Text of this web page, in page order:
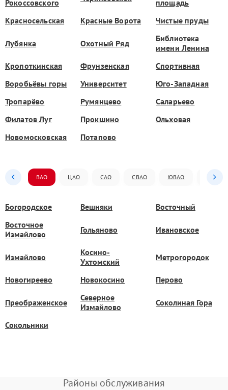
Рокоссовского
площадь
Красносельская
Красные Ворота Чистые пруды
Лубянка Охотный Ряд
Библиотека
имени Ленина
Кропоткинская
Фрунзенская
Спортивная
Воробьёвы горы
Университет
Юго-Западная
Тропарёво
Румянцево
Саларьево
Филатов Луг
Прокшино
Ольховая
Новомосковская
Потапово
ВАО ЦАО САО СВАО ЮВАО ЮАО
Богородское Вешняки
Восточный
Восточное
Измайлово
Гольяново Ивановское
Измайлово
Косино-
Ухтомский
Метрогородок
Новогиреево Новокосино Перово
Преображенское
Северное
Измайлово
Соколиная Гора
Сокольники
Районы обслуживания